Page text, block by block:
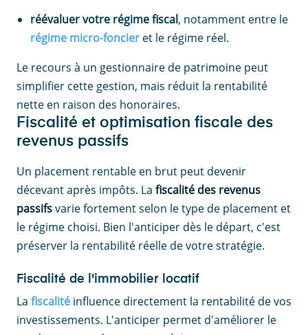
réévaluer votre régime fiscal, notamment entre le
régime micro-foncier et le régime réel.
Le recours à un gestionnaire de patrimoine peut
simplifier cette gestion, mais réduit la rentabilité
nette en raison des honoraires.
Fiscalité et optimisation fiscale des
revenus passifs
Un placement rentable en brut peut devenir
décevant après impôts. La fiscalité des revenus
passifsvarie fortement selon le type de placement et
le régime choisi. Bien l'anticiper dès le départ, c'est
préserver la rentabilité réelle de votre stratégie.
Fiscalité de l'immobilier locatif
La fiscalité influence directement la rentabilité de vos
investissements. L'anticiper permet d'améliorer le